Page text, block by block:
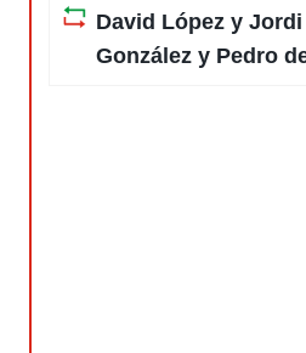
David López y
González y Pedro